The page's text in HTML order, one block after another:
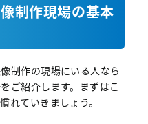
制作現場の基本
制作の現場にいる人なら
ご紹介します。まずはこ
れていきましょう。